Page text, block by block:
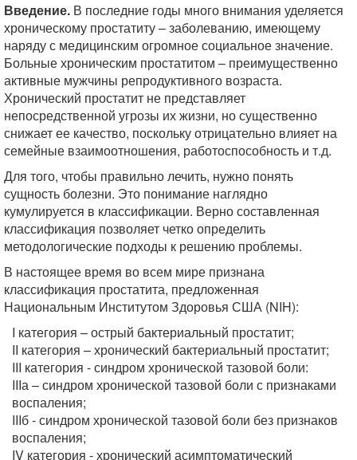
Введение. В последние годы много внимания уделяется
хроническому простатиту – заболеванию, имеющему
наряду с медицинским огромное социальное значение.
Больные хроническим простатитом – преимущественно
активные мужчины репродуктивного возраста.
Хронический простатит не представляет
непосредственной угрозы их жизни, но существенно
снижает ее качество, поскольку отрицательно влияет на
семейные взаимоотношения, работоспособность и т.д.
Для того, чтобы правильно лечить, нужно понять
сущность болезни. Это понимание наглядно
кумулируется в классификации. Верно составленная
классификация позволяет четко определить
методологические подходы к решению проблемы.
В настоящее время во всем мире признана
классификация простатита, предложенная
Национальным Институтом Здоровья США (NIH):
I категория – острый бактериальный простатит;
II категория – хронический бактериальный простатит;
III категория - синдром хронической тазовой боли:
IIIа – синдром хронической тазовой боли с признаками
воспаления;
IIIб - синдром хронической тазовой боли без признаков
воспаления;
IV категория - хронический асимптоматический